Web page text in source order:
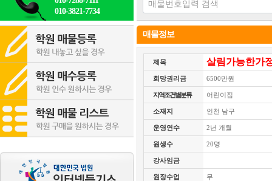
010-3821-7734
매물정보
제목 살림가능한가
희망권리금 6500만원
지역조건별분류 어린이집
소재지 인천 남구
운영연수 2년 개월
원생수 20명
강사임금
원장수업 무